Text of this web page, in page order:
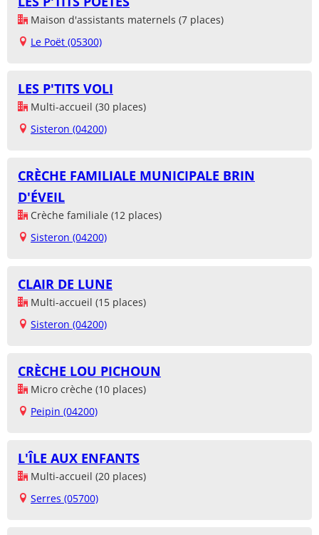
Maison d'assistants maternels (7 places)
Le Poët (05300)
LES P'TITS VOLI
Multi-accueil (30 places)
Sisteron (04200)
CRÈCHE FAMILIALE MUNICIPALE BRIN
D'ÉVEIL
Crèche familiale (12 places)
Sisteron (04200)
CLAIR DE LUNE
Multi-accueil (15 places)
Sisteron (04200)
CRÈCHE LOU PICHOUN
Micro crèche (10 places)
Peipin (04200)
L'ÎLE AUX ENFANTS
Multi-accueil (20 places)
Serres (05700)